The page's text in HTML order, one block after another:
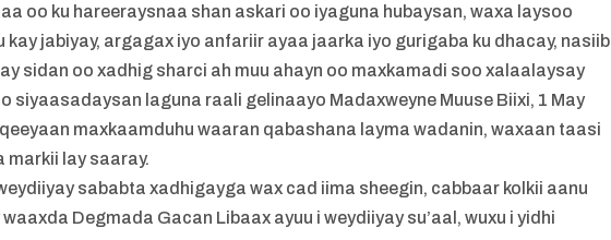
oo ku hareeraysnaa shan askari oo iyaguna hubaysan, waxa laysoo
jabiyay, argagax iyo anfariir ayaa jaarka iyo gurigaba ku dhacay, nasiib
sidan oo xadhig sharci ah muu ahayn oo maxkamadi soo xalaalaysay
siyaasadaysan laguna raali gelinaayo Madaxweyne Muuse Biixi, 1 May
maxkaamduhu waaran qabashana layma wadanin, waxaan taasi
markii lay saaray.
sababta xadhigayga wax cad iima sheegin, cabbaar kolkii aanu
Degmada Gacan Libaax ayuu i weydiiyay su’aal, wuxu i yidhi